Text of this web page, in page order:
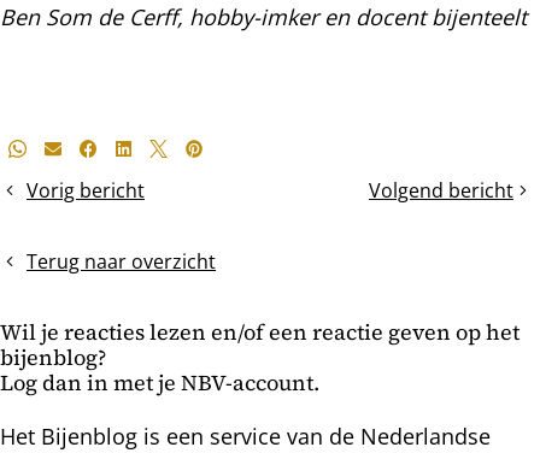
Ben Som de Cerff, hobby-imker en docent bijenteelt
Deel
bericht
Whatsapp
E-mailFacebook
LinkedIn
X Pinterest
Vorig bericht
Op
naar
toekomst?
Volgend bericht
Oud
Terug naar overzicht
Wil je reacties lezen en/of een reactie geven op het
bijenblog?
Log dan in met je NBV-account.
Het Bijenblog is een service van de Nederlandse